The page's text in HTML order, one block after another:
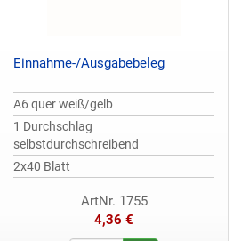
Einnahme-/Ausgabebeleg
A6 quer weiß/gelb
1 Durchschlag
selbstdurchschreibend
2x40 Blatt
ArtNr. 1755
4,36 €